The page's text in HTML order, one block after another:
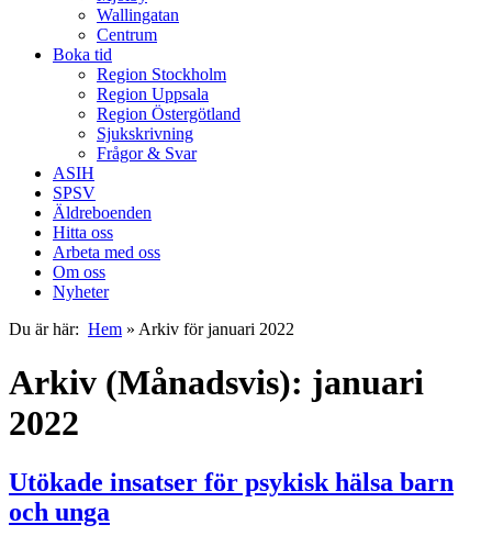
Wallingatan
Centrum
Boka tid
Region Stockholm
Region Uppsala
Region Östergötland
Sjukskrivning
Frågor & Svar
ASIH
SPSV
Äldreboenden
Hitta oss
Arbeta med oss
Om oss
Nyheter
Du är här: Hem » Arkiv för januari 2022
Arkiv (Månadsvis): januari
2022
Utökade insatser för psykisk hälsa barn
och unga